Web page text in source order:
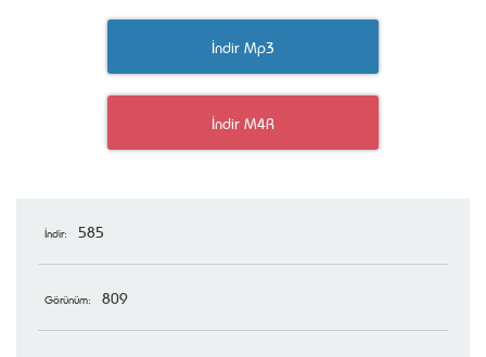
İndir Mp3
İndir M4R
İndir: 585
Görünüm: 809